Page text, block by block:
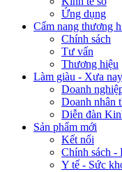
Ứng dụng
Cẩm nang thương
Chính sách
Tư vấn
Thương hiệu
Làm giàu - Xưa nay
Doanh
Doanh nhân
Diễn đàn
Sản phẩm mới
Kết nối
Chính sách -
Y tế - Sức